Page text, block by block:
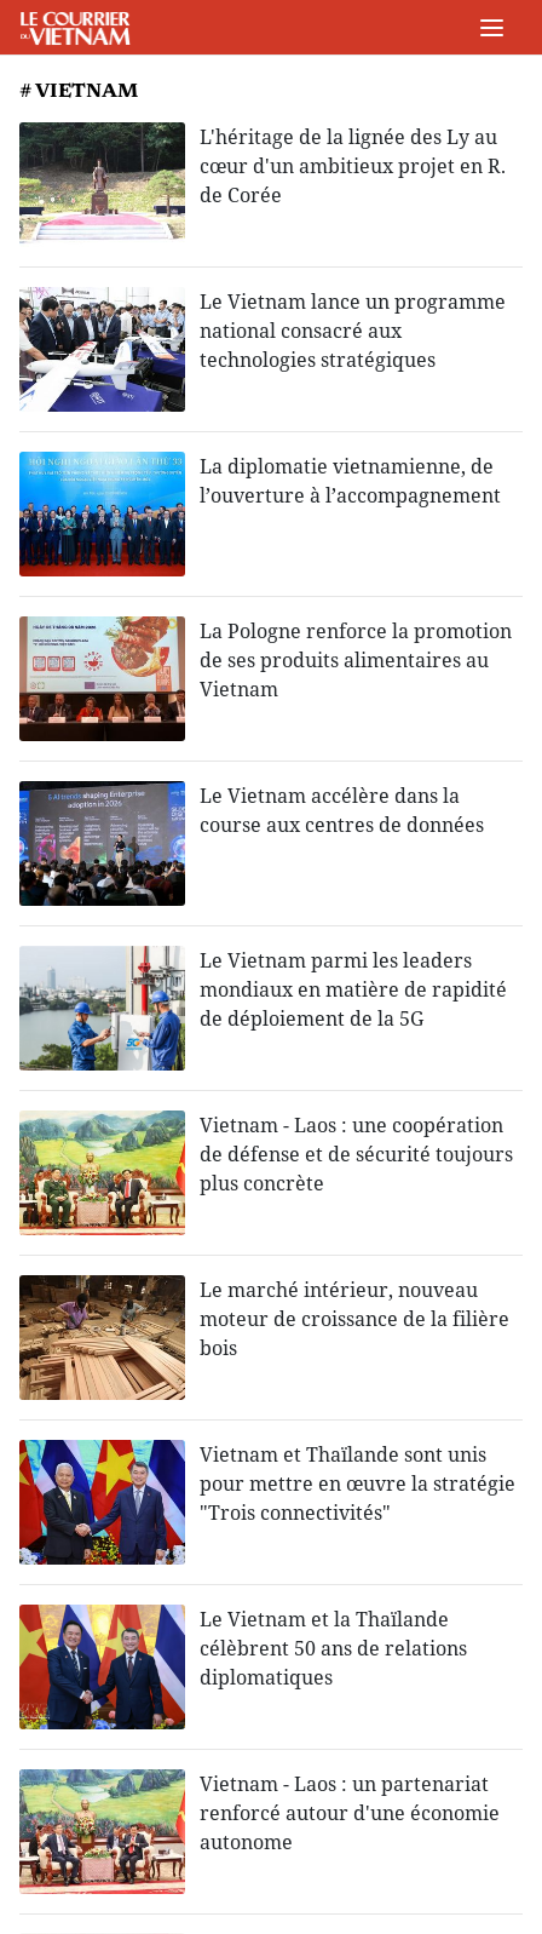
# VIETNAM
L'héritage de la lignée des Ly au
cœur d'un ambitieux projet en R.
de Corée
Le Vietnam lance un programme
national consacré aux
technologies stratégiques
La diplomatie vietnamienne, de
l’ouverture à l’accompagnement
La Pologne renforce la promotion
de ses produits alimentaires au
Vietnam
Le Vietnam accélère dans la
course aux centres de données
Le Vietnam parmi les leaders
mondiaux en matière de rapidité
de déploiement de la 5G
Vietnam - Laos : une coopération
de défense et de sécurité toujours
plus concrète
Le marché intérieur, nouveau
moteur de croissance de la filière
bois
Vietnam et Thaïlande sont unis
pour mettre en œuvre la stratégie
"Trois connectivités"
Le Vietnam et la Thaïlande
célèbrent 50 ans de relations
diplomatiques
Vietnam - Laos : un partenariat
renforcé autour d'une économie
autonome